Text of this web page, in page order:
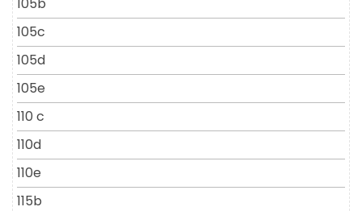
105c
105d
105e
110 c
110d
110e
115b